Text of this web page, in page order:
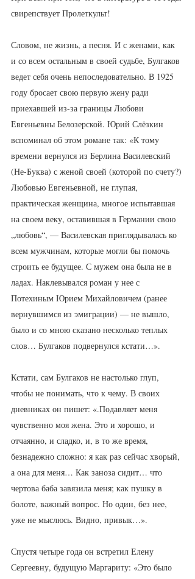
свирепствует Пролеткульт!
Словом, не жизнь, а песня. И с женами, как
и со всем остальным в своей судьбе, Булгаков
ведет себя очень непоследовательно. В 1925
году бросает свою первую жену ради
приехавшей из-за границы Любови
Евгеньевны Белозерской. Юрий Слёзкин
вспоминал об этом романе так: «К тому
времени вернулся из Берлина Василевский
(Не-Буква) с женой своей (которой по счету?)
Любовью Евгеньевной, не глупая,
практическая женщина, многое испытавшая
на своем веку, оставившая в Германии свою
„любовь“, — Василевская приглядывалась ко
всем мужчинам, которые могли бы помочь
строить ее будущее. С мужем она была не в
ладах. Наклевывался роман у нее с
Потехиным Юрием Михайловичем (ранее
вернувшимся из эмиграции) — не вышло,
было и со мною сказано несколько теплых
слов… Булгаков подвернулся кстати…».
Кстати, сам Булгаков не настолько глуп,
чтобы не понимать, что к чему. В своих
дневниках он пишет: «.Подавляет меня
чувственно моя жена. Это и хорошо, и
отчаянно, и сладко, и, в то же время,
безнадежно сложно: я как раз сейчас хворый,
а она для меня… Как заноза сидит… что
чертова баба завязила меня; как пушку в
болоте, важный вопрос. Но один, без нее,
уже не мыслюсь. Видно, привык…».
Спустя четыре года он встретил Елену
Сергеевну, будущую Маргариту: «Это было